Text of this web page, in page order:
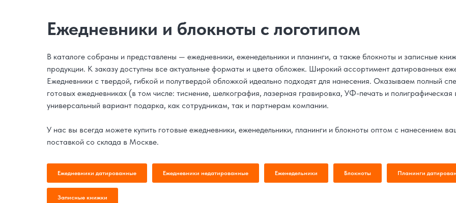
Ежедневники и блокноты с логотипом
В каталоге собраны и представлены — ежедневники, еженедельники и планинги, а также блокноты и записные
продукции. К заказу доступны все актуальные форматы и цвета обложек. Широкий ассортимент датированных
Ежедневники с твердой, гибкой и полутвердой обложкой идеально подходят для нанесения. Оказываем полный
готовых ежедневниках (в том числе: тиснение, шелкография, лазерная гравировка, УФ-печать и полиграфическая
универсальный вариант подарка, как сотрудникам, так и партнерам компании.
У нас вы всегда можете купить готовые ежедневники, еженедельники, планинги и блокноты оптом с нанесением
поставкой со склада в Москве.
Ежедневники датированные Ежедневники недатированные Еженедельники Блокноты Планинги
Записные книжки